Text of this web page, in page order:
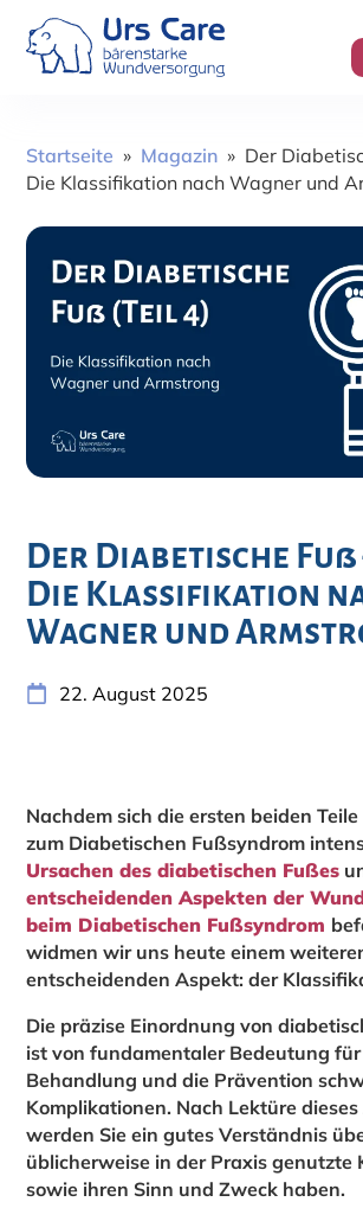
Startseite » Magazin » Der
Die Klassifikation nach Wagner und
Der Diabetische Fuß
Die Klassifikation
Wagner und
22. August 2025
Nachdem sich die ersten beiden
zum Diabetischen Fußsyndrom
Ursachen des diabetischen Fußes
entscheidenden Aspekten der
beim Diabetischen Fußsyndrom
widmen wir uns heute einem
entscheidenden Aspekt: der
Die präzise Einordnung von
ist von fundamentaler Bedeutung
Behandlung und die Prävention
Komplikationen. Nach Lektüre
werden Sie ein gutes Verständnis
üblicherweise in der Praxis genutzte
sowie ihren Sinn und Zweck haben.